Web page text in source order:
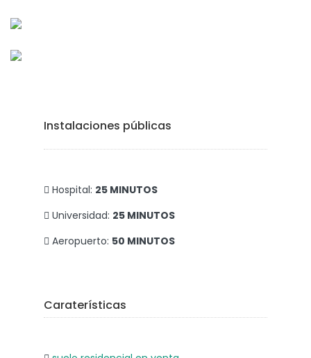
Instalaciones públicas
Hospital: 25 MINUTOS
Universidad: 25 MINUTOS
Aeropuerto: 50 MINUTOS
Caraterísticas